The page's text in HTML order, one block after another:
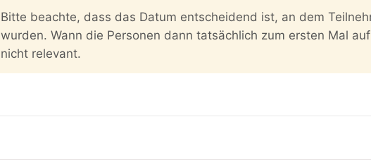
Bitte beachte, dass das Datum entscheidend ist, an dem
wurden. Wann die Personen dann tatsächlich zum ersten Mal
nicht relevant.